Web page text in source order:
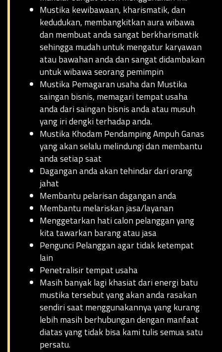
Mustika kewibawaan, kharismatik, dan
kedudukan, membangkitkan aura wibawa
dan membuat anda sangat berkharismatik
sehingga mudah untuk mengatur karyawan
atau bawahan anda dan sangat didambakan
untuk wibawa seorang pemimpin
Mustika Pemagaran usaha dan Mustika
saingan bisnis, memagari tempat usaha
anda dari saingan bisnis anda atau musuh
yang iri dengki terhadap anda.
Mustika Khodam Pendamping Ampuh Ganas
yang akan selalu melindungi dan membantu
anda setiap saat
Dagangan anda akan tehindar dari orang
jahat
Membantu pelarisan dagangan anda
Membantu melariskan jasa/layanan
Menggetarkan hati calon pelanggan yang
kita tawarkan barang atau jasa
Pengunci Pelanggan agar tidak ketempat
lain
Penetralisir tempat usaha
Masih banyak lagi khasiat dari energi batu
mustika tersebut yang akan anda rasakan
sendiri saat menggunakannya yang kurang
lebih masih berhubungan dengan manfaat
diatas yang tidak bisa kami tulis semua satu
persatu.